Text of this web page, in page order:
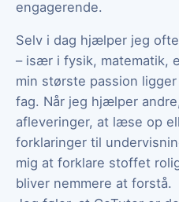
engagerende.
Selv i dag hjælper jeg
– især i fysik, matematik,
min største passion
fag. Når jeg hjælper
afleveringer, at læse op
forklaringer til
mig at forklare stoffet
bliver nemmere at forstå.